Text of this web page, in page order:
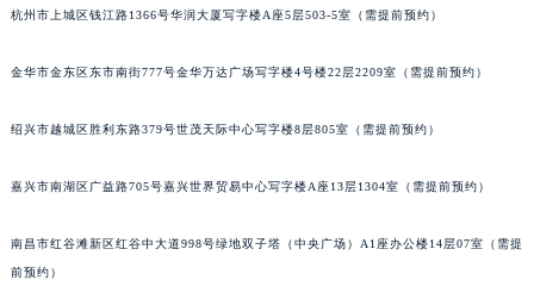
杭州市上城区钱江路1366号华润大厦写字楼A座5层503-5室（需提前预约）
金华市金东区东市南街777号金华万达广场写字楼4号楼22层2209室（需提前预约）
绍兴市越城区胜利东路379号世茂天际中心写字楼8层805室（需提前预约）
嘉兴市南湖区广益路705号嘉兴世界贸易中心写字楼A座13层1304室（需提前预约）
南昌市红谷滩新区红谷中大道998号绿地双子塔（中央广场）A1座办公楼14层07室（需提
前预约）